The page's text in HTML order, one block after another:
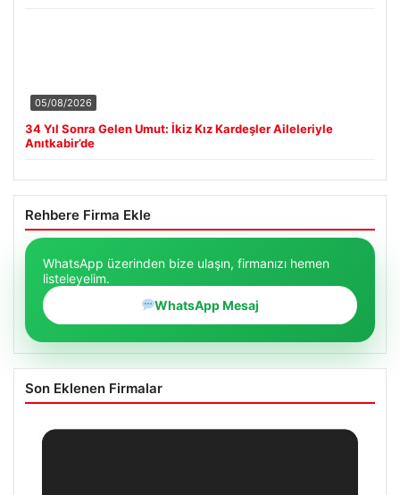
05/08/2026
34 Yıl Sonra Gelen Umut: İkiz Kız Kardeşler Aileleriyle
Anıtkabir’de
Rehbere Firma Ekle
WhatsApp üzerinden bize ulaşın, firmanızı hemen
listeleyelim.
WhatsApp Mesaj
Son Eklenen Firmalar